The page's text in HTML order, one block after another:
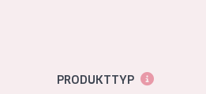
GreekPRODUKTTYP